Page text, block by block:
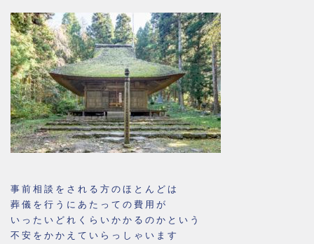
事前相談をされる方のほとんどは
葬儀を行うにあたっての費用が
いったいどれくらいかかるのかという
不安をかかえていらっしゃいます